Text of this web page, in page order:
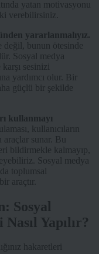
yatan motivasyonu
verebilirsiniz.
yararlanmalıyız.
değil, bunun ötesinde
Sosyal medya
sesinizi
yardımcı olur. Bir
güçlü bir şekilde
kullanmayı
kullanıcıların
sunar. Bu
bildirmekle kalmayıp,
Sosyal medya
toplumsal
araçtır.
Sosyal
Yapılır?
hakaretleri